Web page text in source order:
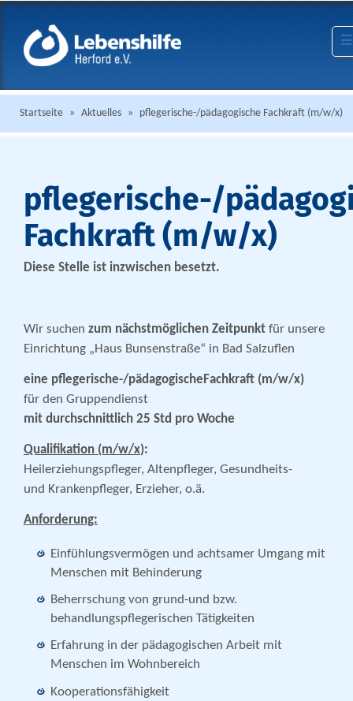
☰
Startseite » Aktuelles » pflegerische-/pädagogische Fachkraft (m/w/x)
pflegerische-/
Fachkraft (m/w/x)
Diese Stelle ist inzwischen besetzt.
Wir suchen zum nächstmöglichen Zeitpunkt für unsere
Einrichtung „Haus Bunsenstraße“ in Bad Salzuflen
eine pflegerische-/pädagogischeFachkraft (m/w/x)
für den Gruppendienst
mit durchschnittlich 25 Std pro Woche
Qualifikation (m/w/x):
Heilerziehungspfleger, Altenpfleger, Gesundheits-
und Krankenpfleger, Erzieher, o.ä.
Anforderung:
Einfühlungsvermögen und achtsamer Umgang mit
Menschen mit Behinderung
Beherrschung von grund-und bzw.
behandlungspflegerischen Tätigkeiten
Erfahrung in der pädagogischen Arbeit mit
Menschen im Wohnbereich
Kooperationsfähigkeit